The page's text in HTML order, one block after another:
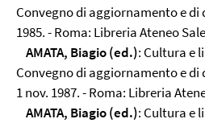
Convegno di aggiornamento e di
1985. - Roma: Libreria Ateneo
AMATA, Biagio (ed.): Cultura e
Convegno di aggiornamento e
1 nov. 1987. - Roma: Libreria
AMATA, Biagio (ed.): Cultura e